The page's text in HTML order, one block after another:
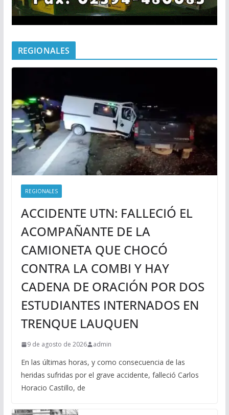
REGIONALES
REGIONALES
ACCIDENTE UTN: FALLECIÓ EL
ACOMPAÑANTE DE LA
CAMIONETA QUE CHOCÓ
CONTRA LA COMBI Y HAY
CADENA DE ORACIÓN POR DOS
ESTUDIANTES INTERNADOS EN
TRENQUE LAUQUEN
9 de agosto de 2026 admin
En las últimas horas, y como consecuencia de las
heridas sufridas por el grave accidente, falleció Carlos
Horacio Castillo, de